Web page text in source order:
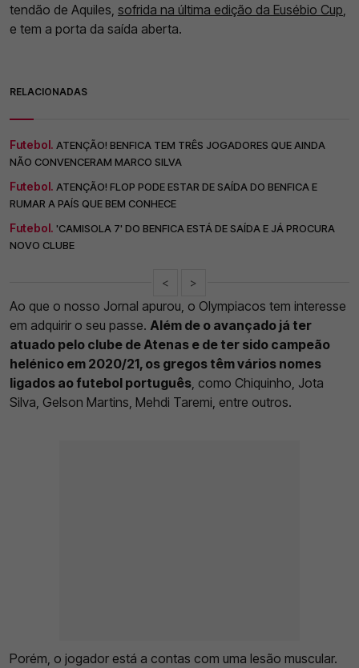
tendão de Aquiles, sofrida na última edição da Eusébio Cup
e tem a porta da saída aberta.
RELACIONADAS
Futebol. ATENÇÃO! BENFICA TEM TRÊS JOGADORES QUE AINDA
NÃO CONVENCERAM MARCO SILVA
Futebol. ATENÇÃO! FLOP PODE ESTAR DE SAÍDA DO BENFICA E
RUMAR A PAÍS QUE BEM CONHECE
Futebol. 'CAMISOLA 7' DO BENFICA ESTÁ DE SAÍDA E JÁ PROCURA
NOVO CLUBE
< >
Ao que o nosso Jornal apurou, o Olympiacos tem interesse
em adquirir o seu passe. Além de o avançado já ter
atuado pelo clube de Atenas e de ter sido campeão
helénico em 2020/21, os gregos têm vários nomes
ligados ao futebol português , como Chiquinho, Jota
Silva, Gelson Martins, Mehdi Taremi, entre outros.
Porém, o jogador está a contas com uma lesão muscular.